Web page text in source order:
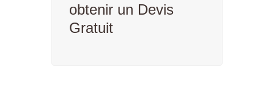
obtenir un Devis
Gratuit